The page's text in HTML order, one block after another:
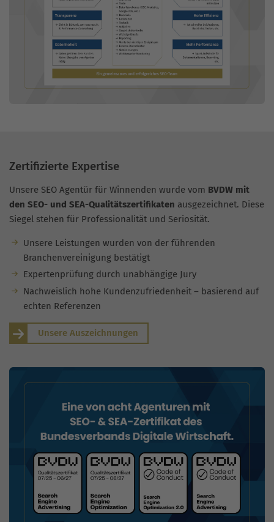
Zertifizierte Expertise
Unsere SEO Agentür für Winnenden wurde vom BVDW mit
den SEO- und SEA-Qualitätszertifikaten ausgezeichnet. Diese
Siegel stehen für Professionalität und Seriosität.
Unsere Leistungen wurden von der führenden
Branchenvereinigung bestätigt
Expertenprüfung durch unabhängige Jury
Nachweislich hohe Kundenzufriedenheit – basierend auf
echten Referenzen
Unsere Auszeichnungen